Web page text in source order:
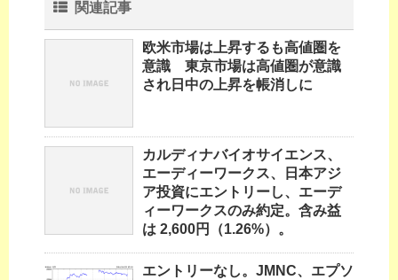
関連記事
欧米市場は上昇するも高値圏を
意識 東京市場は高値圏が意識
され日中の上昇を帳消しに
カルディナバイオサイエンス、
エーディーワークス、日本アジ
ア投資にエントリーし、エーデ
ィーワークスのみ約定。含み益
は 2,600円（1.26%）。
エントリーなし。JMNC、エプソ